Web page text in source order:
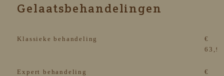
Gelaatsbehandelingen
Klassieke behandeling
€
Expert behandeling
€